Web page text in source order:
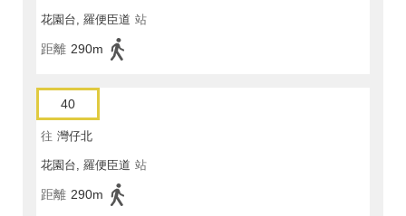
花園台, 羅便臣道 站
距離 290m
40
往 灣仔北
花園台, 羅便臣道 站
距離 290m